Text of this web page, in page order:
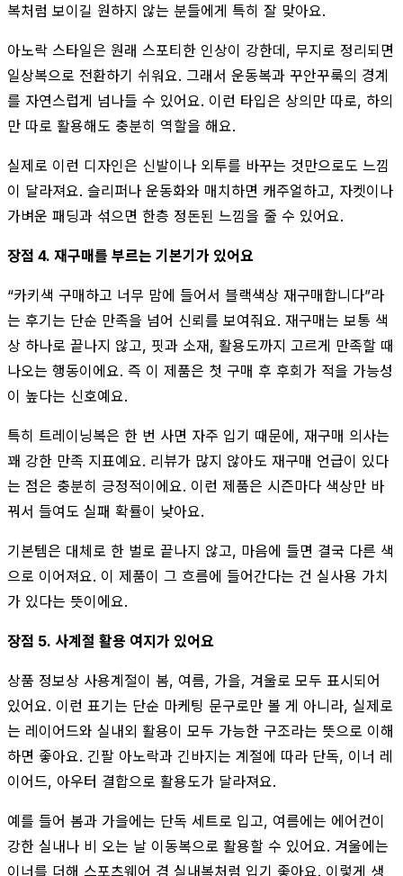
복처럼 보이길 원하지 않는 분들에게 특히 잘 맞아요.
아노락 스타일은 원래 스포티한 인상이 강한데, 무지로 정리되면
일상복으로 전환하기 쉬워요. 그래서 운동복과 꾸안꾸룩의 경계
를 자연스럽게 넘나들 수 있어요. 이런 타입은 상의만 따로, 하의
만 따로 활용해도 충분히 역할을 해요.
실제로 이런 디자인은 신발이나 외투를 바꾸는 것만으로도 느낌
이 달라져요. 슬리퍼나 운동화와 매치하면 캐주얼하고, 자켓이나
가벼운 패딩과 섞으면 한층 정돈된 느낌을 줄 수 있어요.
장점 4. 재구매를 부르는 기본기가 있어요
“카키색 구매하고 너무 맘에 들어서 블랙색상 재구매합니다”라
는 후기는 단순 만족을 넘어 신뢰를 보여줘요. 재구매는 보통 색
상 하나로 끝나지 않고, 핏과 소재, 활용도까지 고르게 만족할 때
나오는 행동이에요. 즉 이 제품은 첫 구매 후 후회가 적을 가능성
이 높다는 신호예요.
특히 트레이닝복은 한 번 사면 자주 입기 때문에, 재구매 의사는
꽤 강한 만족 지표예요. 리뷰가 많지 않아도 재구매 언급이 있다
는 점은 충분히 긍정적이에요. 이런 제품은 시즌마다 색상만 바
꿔서 들여도 실패 확률이 낮아요.
기본템은 대체로 한 벌로 끝나지 않고, 마음에 들면 결국 다른 색
으로 이어져요. 이 제품이 그 흐름에 들어간다는 건 실사용 가치
가 있다는 뜻이에요.
장점 5. 사계절 활용 여지가 있어요
상품 정보상 사용계절이 봄, 여름, 가을, 겨울로 모두 표시되어
있어요. 이런 표기는 단순 마케팅 문구로만 볼 게 아니라, 실제로
는 레이어드와 실내외 활용이 모두 가능한 구조라는 뜻으로 이해
하면 좋아요. 긴팔 아노락과 긴바지는 계절에 따라 단독, 이너 레
이어드, 아우터 결합으로 활용도가 달라져요.
예를 들어 봄과 가을에는 단독 세트로 입고, 여름에는 에어컨이
강한 실내나 비 오는 날 이동복으로 활용할 수 있어요. 겨울에는
이너를 더해 스포츠웨어 겸 실내복처럼 입기 좋아요. 이렇게 생